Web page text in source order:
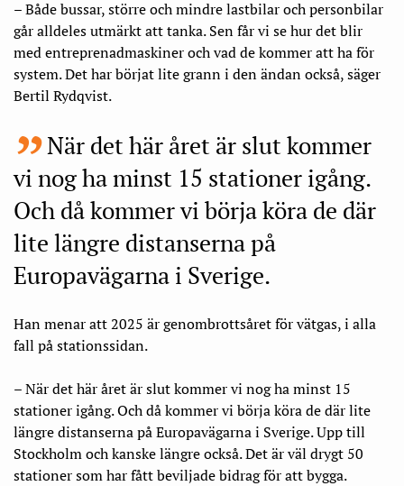
– Både bussar, större och mindre lastbilar och personbilar
går alldeles utmärkt att tanka. Sen får vi se hur det blir
med entreprenadmaskiner och vad de kommer att ha för
system. Det har börjat lite grann i den ändan också, säger
Bertil Rydqvist.
När det här året är slut kommer
vi nog ha minst 15 stationer igång.
Och då kommer vi börja köra de där
lite längre distanserna på
Europavägarna i Sverige.
Han menar att 2025 är genombrottsåret för vätgas, i alla
fall på stationssidan.
– När det här året är slut kommer vi nog ha minst 15
stationer igång. Och då kommer vi börja köra de där lite
längre distanserna på Europavägarna i Sverige. Upp till
Stockholm och kanske längre också. Det är väl drygt 50
stationer som har fått beviljade bidrag för att bygga.